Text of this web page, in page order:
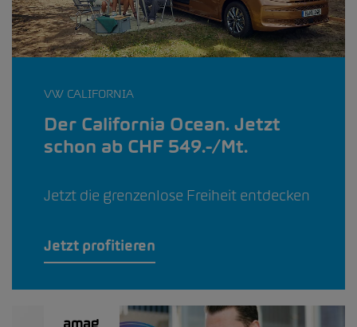
VW CALIFORNIA
Der California Ocean. Jetzt
schon ab CHF 549.-/Mt.
Jetzt die grenzenlose Freiheit entdecken
Jetzt profitieren